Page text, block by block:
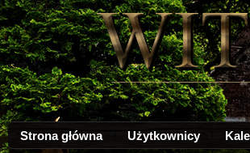
Strona główna Użytkownicy